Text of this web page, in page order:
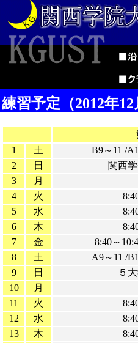
1 土 B9～11 /
2
日 関西
3
月
4
火
5
水
6
木
7
金 8:40～
8
土 A9～11 /
9
日 ５
10
月
11
火
12
水
13
木
練習予定（2012年12